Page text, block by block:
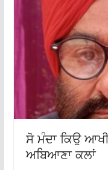
ਸੋ ਮੰਦਾ ਕਿਉ
ਅਬਿਆਣਾ ਕਲਾਂ